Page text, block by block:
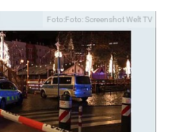
Foto:Foto: Screenshot Welt TV